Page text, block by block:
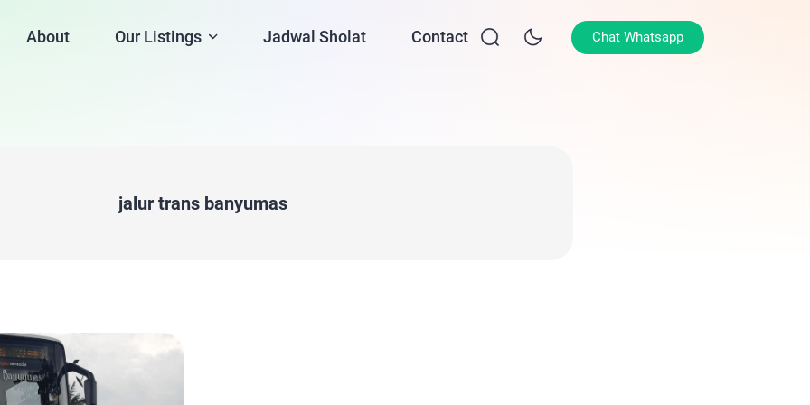
About Our Listings Jadwal Sholat Contact Chat Whatsapp
jalur trans banyumas